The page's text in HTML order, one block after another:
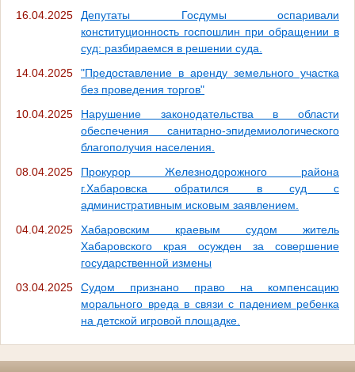
16.04.2025
Депутаты Госдумы оспаривали
конституционность госпошлин при обращении в
суд: разбираемся в решении суда.
14.04.2025
"Предоставление в аренду земельного участка
без проведения торгов"
10.04.2025
Нарушение законодательства в области
обеспечения санитарно-эпидемиологического
благополучия населения.
08.04.2025
Прокурор Железнодорожного района
г.Хабаровска обратился в суд с
административным исковым заявлением.
04.04.2025
Хабаровским краевым судом житель
Хабаровского края осужден за совершение
государственной измены
03.04.2025
Судом признано право на компенсацию
морального вреда в связи с падением ребенка
на детской игровой площадке.